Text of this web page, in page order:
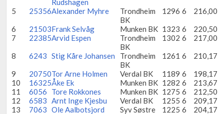
Rudshagen
5
25356Alexander Myhre
Trondheim
BK
1296 6
216,00
6
21503Frank Selvåg Munken BK 1323 6
220,50
7
22385Arvid Espen
Trondheim
BK
1302 6
217,00
8
6243 Stig Kåre Johansen
Trondheim
BK
1261 6
210,17
9
20750Tor Arne Holmen Verdal BK 1189 6
198,17
10
16325Åke Ek Munken BK 1282 6
213,67
11
6056 Tore Rokkones Munken BK 1275 6
212,50
12
6583 Arnt Inge Kjesbu Verdal BK 1255 6
209,17
13
7063 Ole Aalbotsjord
Syv Søstre
1225 6
204,17